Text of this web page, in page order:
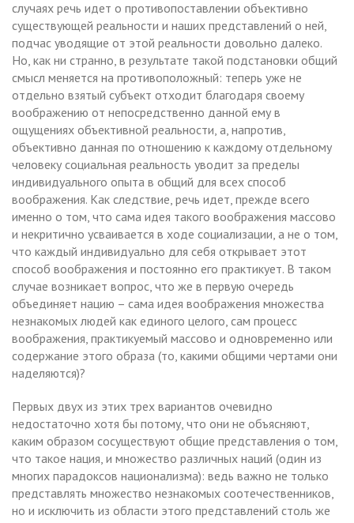
случаях речь идет о противопоставлении объективно
существующей реальности и наших представлений о ней,
подчас уводящие от этой реальности довольно далеко.
Но, как ни странно, в результате такой подстановки общий
смысл меняется на противоположный: теперь уже не
отдельно взятый субъект отходит благодаря своему
воображению от непосредственно данной ему в
ощущениях объективной реальности, а, напротив,
объективно данная по отношению к каждому отдельному
человеку социальная реальность уводит за пределы
индивидуального опыта в общий для всех способ
воображения. Как следствие, речь идет, прежде всего
именно о том, что сама идея такого воображения массово
и некритично усваивается в ходе социализации, а не о том,
что каждый индивидуально для себя открывает этот
способ воображения и постоянно его практикует. В таком
случае возникает вопрос, что же в первую очередь
объединяет нацию – сама идея воображения множества
незнакомых людей как единого целого, сам процесс
воображения, практикуемый массово и одновременно или
содержание этого образа (то, какими общими чертами они
наделяются)?
Первых двух из этих трех вариантов очевидно
недостаточно хотя бы потому, что они не объясняют,
каким образом сосуществуют общие представления о том,
что такое нация, и множество различных наций (один из
многих парадоксов национализма): ведь важно не только
представлять множество незнакомых соотечественников,
но и исключить из области этого представлений столь же